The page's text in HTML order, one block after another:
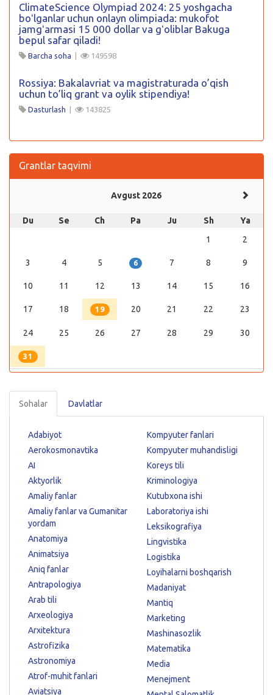
ClimateScience Olympiad 2024: 25 yoshgacha
boʻlganlar uchun onlayn olimpiada: mukofot
jamgʻarmasi 15 000 dollar va gʻoliblar Bakuga
bepul safar qiladi!
Barcha soha | 149598
Rossiya: Bakalavriat va magistraturada o’qish
uchun to’liq grant va oylik stipendiya!
Dasturlash | 143825
Grantlar taqvimi
Avgust 2026
Du Se Ch Pa Ju Sh
Ya
1
2
3 4 5 6 7 8 9
10 11 12 13 14 15 16
17 18 19 20 21 22 23
24 25 26 27 28 29 30
31
Sohalar Davlatlar
Adabiyot
Aerokosmonavtika
AI
Aktyorlik
Amaliy fanlar
Amaliy fanlar va Gumanitar
yordam
Anatomiya
Animatsiya
Aniq fanlar
Antrapologiya
Arab tili
Arxeologiya
Arxitektura
Astrofizika
Astronomiya
Atrof-muhit fanlari
Aviatsiya
Kompyuter fanlari
Kompyuter muhandisligi
Koreys tili
Kriminologiya
Kutubxona ishi
Laboratoriya ishi
Leksikografiya
Lingvistika
Logistika
Loyihalarni boshqarish
Madaniyat
Mantiq
Marketing
Mashinasozlik
Matematika
Media
Menejment